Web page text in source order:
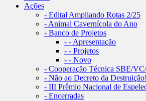
Ações
- Edital Ampliando Rotas 2/25
- Animal Cavernícola do Ano
- Banco de Projetos
- - Apresentação
- - Projetos
- - Novo
- Cooperação Técnica SBE/
- Não ao Decreto da Destruição!
- III Prêmio Nacional de
- Encerradas